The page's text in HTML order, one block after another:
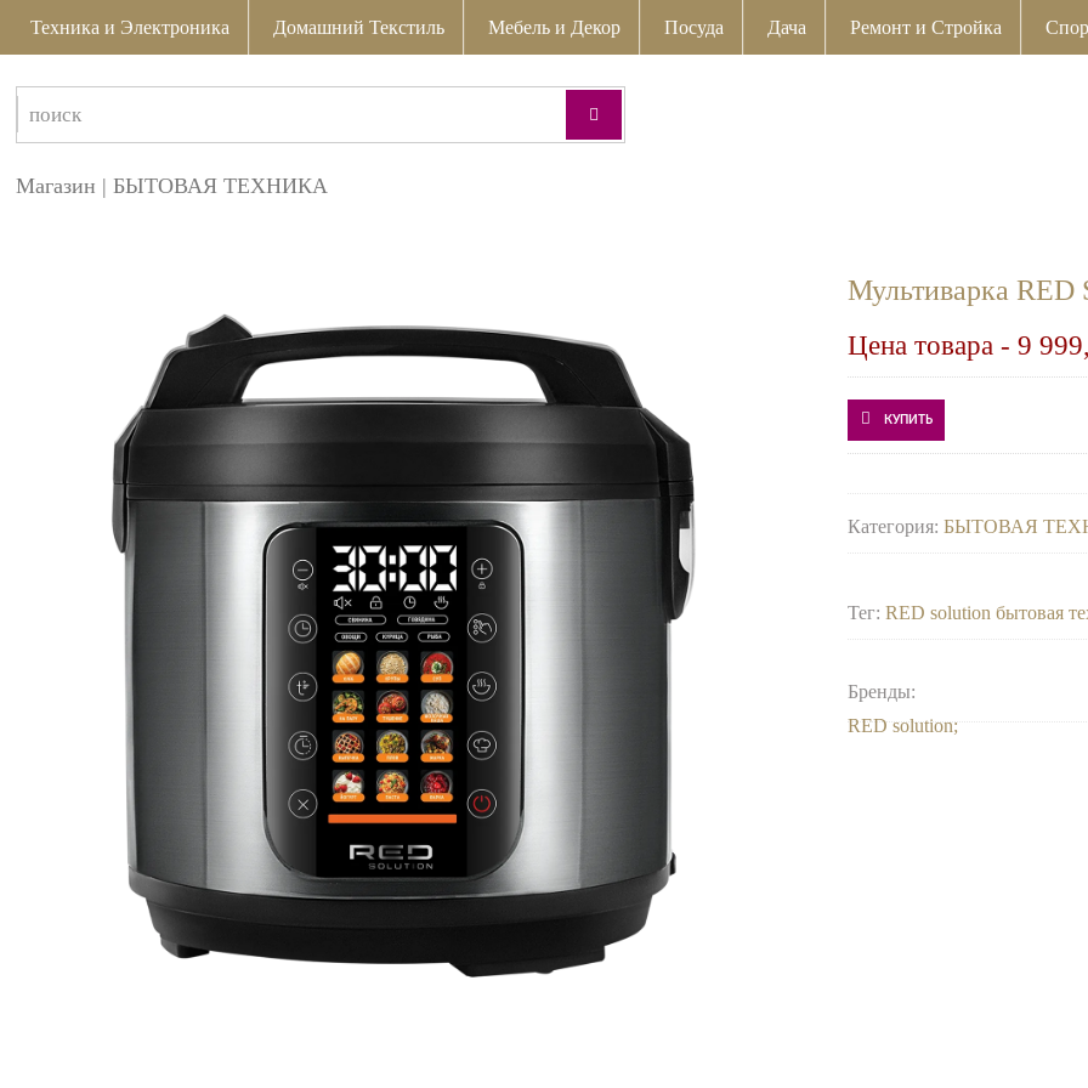
Техника и Электроника Домашний Текстиль Мебель и Декор Посуда Дача Ремонт и Стройка
Магазин |БЫТОВАЯ ТЕХНИКА
Мультиварка
Цена товара -9
КУПИТЬ
Категория:БЫТОВАЯ
Тег:RED solution бытовая
Бренды:
RED solution